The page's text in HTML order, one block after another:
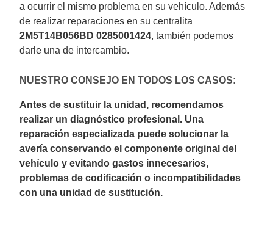
a ocurrir el mismo problema en su vehículo. Además
de realizar reparaciones en su centralita
2M5T14B056BD 0285001424, también podemos
darle una de intercambio.
NUESTRO CONSEJO EN TODOS LOS CASOS:
Antes de sustituir la unidad, recomendamos
realizar un diagnóstico profesional. Una
reparación especializada puede solucionar la
avería conservando el componente original del
vehículo y evitando gastos innecesarios,
problemas de codificación o incompatibilidades
con una unidad de sustitución.